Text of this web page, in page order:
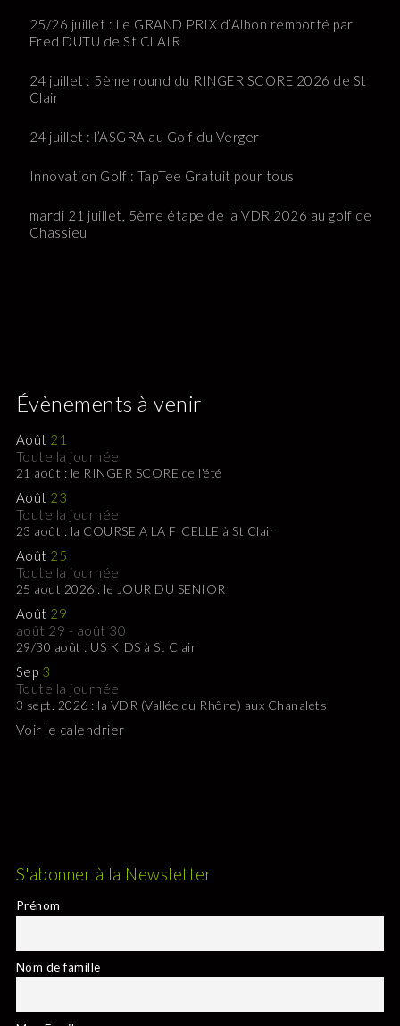
25/26 juillet : Le GRAND PRIX d’Albon remporté par
Fred DUTU de St CLAIR
24 juillet : 5ème round du RINGER SCORE 2026 de St
Clair
24 juillet : l’ASGRA au Golf du Verger
Innovation Golf : TapTee Gratuit pour tous
mardi 21 juillet, 5ème étape de la VDR 2026 au golf de
Chassieu
Évènements à venir
Août 21
Toute la journée
21 août : le RINGER SCORE de l’été
Août 23
Toute la journée
23 août : la COURSE A LA FICELLE à St Clair
Août 25
Toute la journée
25 aout 2026 : le JOUR DU SENIOR
Août 29
août 29 - août 30
29/30 août : US KIDS à St Clair
Sep 3
Toute la journée
3 sept. 2026 : la VDR (Vallée du Rhône) aux Chanalets
Voir le calendrier
S'abonner à la Newsletter
Prénom
Nom de famille